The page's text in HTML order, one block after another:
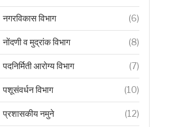
नगरविकास विभाग (6)
नोंदणी व मुद्रांक विभाग (8)
पदनिर्मिती आरोग्य विभाग (7)
पशूसंवर्धन विभाग (10)
प्रशासकीय नमुने (12)